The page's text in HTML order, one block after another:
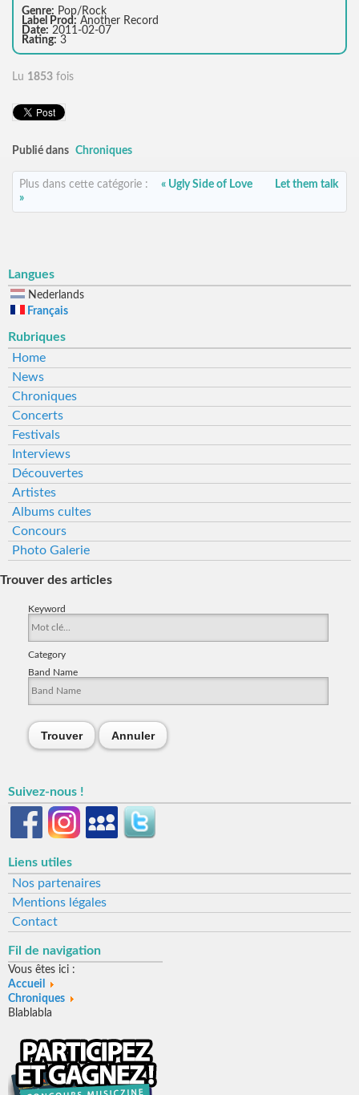
Genre: Pop/Rock
Label Prod: Another Record
Date: 2011-02-07
Rating: 3
Lu 1853 fois
Publié dans Chroniques
Plus dans cette catégorie : « Ugly Side of Love
Let them talk
»
Langues
Nederlands
Français
Rubriques
Home
News
Chroniques
Concerts
Festivals
Interviews
Découvertes
Artistes
Albums cultes
Concours
Photo Galerie
Trouver des articles
Keyword
Category
Band Name
Trouver Annuler
Suivez-nous !
Liens utiles
Nos partenaires
Mentions légales
Contact
Fil de navigation
Vous êtes ici :
Accueil
Chroniques
Blablabla